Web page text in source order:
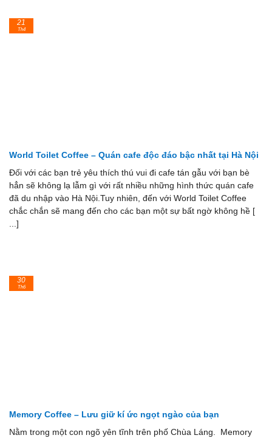
World Toilet Coffee – Quán cafe độc đáo bậc nhất tại Hà Nội
Đối với các bạn trẻ yêu thích thú vui đi cafe tán gẫu với bạn bè
hẳn sẽ không lạ lẫm gì với rất nhiều những hình thức quán cafe
đã du nhập vào Hà Nội.Tuy nhiên, đến với World Toilet Coffee
chắc chắn sẽ mang đến cho các bạn một sự bất ngờ không hề [
...]
21
Th4
Memory Coffee – Lưu giữ kí ức ngọt ngào của bạn
Nằm trong một con ngõ yên tĩnh trên phố Chùa Láng. Memory
30
Th6